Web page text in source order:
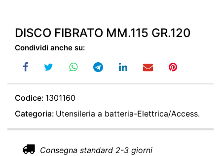
DISCO FIBRATO MM.115 GR.120
Condividi anche su:
Codice: 1301160
Categoria: Utensileria a batteria-Elettrica/Access.
Consegna standard 2-3 giorni